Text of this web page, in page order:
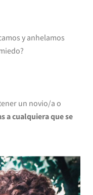
y anhelamos
un novio/a o
a cualquiera que se